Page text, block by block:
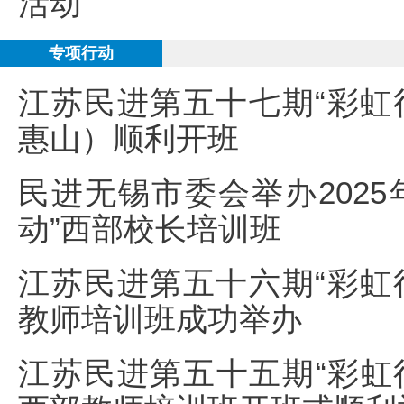
专项行动
江苏民进第五十七期“彩
惠山）顺利开班
民进无锡市委会举办2025
动”西部校长培训班
江苏民进第五十六期“彩
教师培训班成功举办
江苏民进第五十五期“彩